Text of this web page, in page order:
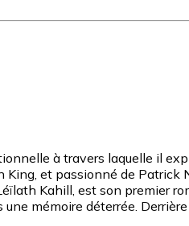
à travers laquelle il
et passionné de Patrick
Kahill, est son premier
mémoire déterrée.